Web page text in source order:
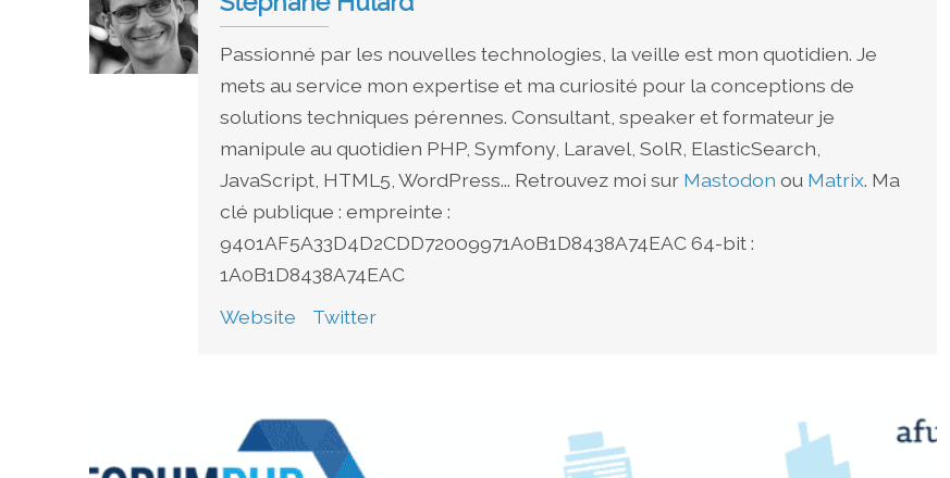
Passionné par les nouvelles technologies, la veille est mon quotidien. Je
mets au service mon expertise et ma curiosité pour la conceptions de
solutions techniques pérennes. Consultant, speaker et formateur je
manipule au quotidien PHP, Symfony, Laravel, SolR, ElasticSearch,
JavaScript, HTML5, WordPress... Retrouvez moi sur Mastodon ou Matrix. Ma
clé publique : empreinte :
9401AF5A33D4D2CDD72009971A0B1D8438A74EAC 64-bit :
1A0B1D8438A74EAC
Website
Twitter